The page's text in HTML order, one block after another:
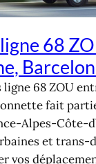
68
ligne 68 ZOU
fait
Alpes-Côte-
et trans-
vos